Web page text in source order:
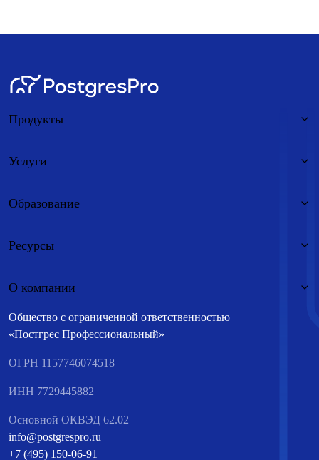
Общество с ограниченной ответственностью
«Постгрес Профессиональный»
ОГРН 1157746074518
ИНН 7729445882
Основной ОКВЭД 62.02
info@postgrespro.ru
+7 (495) 150-06-91
Продукты
Услуги
Образование
Ресурсы
О компании